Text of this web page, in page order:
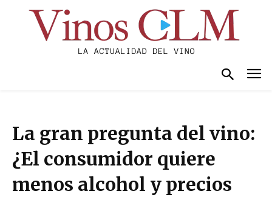
La gran pregunta del vino:
¿El consumidor quiere
menos alcohol y precios